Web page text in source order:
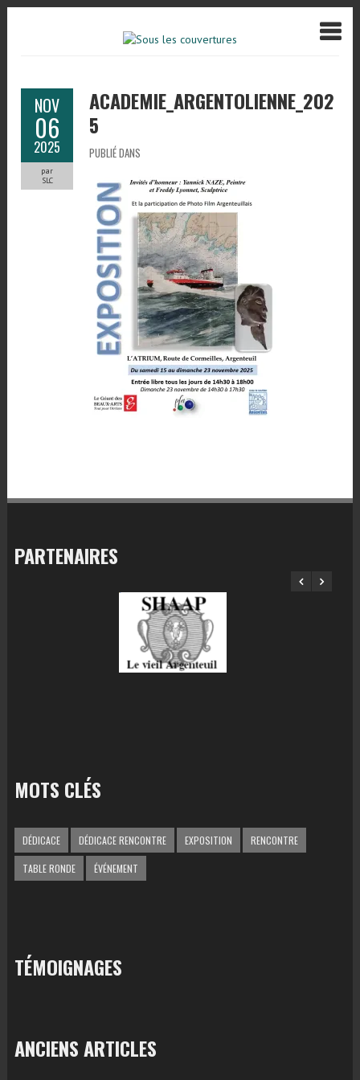
NOV
06
2025
par
SLC
ACADEMIE_ARGENTOLIENNE_202
5
PUBLIÉ DANS
PARTENAIRES
MOTS CLÉS
DÉDICACE DÉDICACE RENCONTRE EXPOSITION RENCONTRE
TABLE RONDE ÉVÉNEMENT
TÉMOIGNAGES
ANCIENS ARTICLES